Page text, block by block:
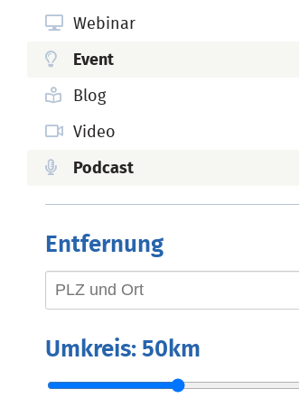
Webinar
Event
Blog
Video
Podcast
Entfernung
Umkreis: 50km